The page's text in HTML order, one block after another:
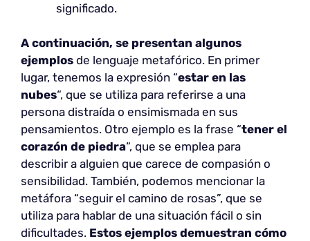
significado.
A continuación, se presentan algunos
ejemplos de lenguaje metafórico. En primer
lugar, tenemos la expresión “estar en las
nubes“, que se utiliza para referirse a una
persona distraída o ensimismada en sus
pensamientos. Otro ejemplo es la frase “tener el
corazón de piedra“, que se emplea para
describir a alguien que carece de compasión o
sensibilidad. También, podemos mencionar la
metáfora “seguir el camino de rosas”, que se
utiliza para hablar de una situación fácil o sin
dificultades. Estos ejemplos demuestran cómo